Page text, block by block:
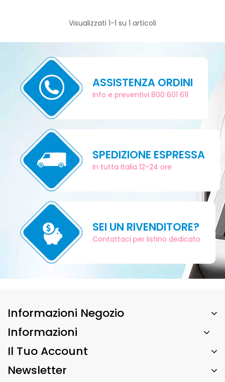
Visualizzati 1-1 su 1 articoli
ASSISTENZA ORDINI
Info e preventivi 800 601 611
SPEDIZIONE ESPRESSA
In tutta Italia 12-24 ore
SEI UN RIVENDITORE?
Contattaci per listino dedicato
Informazioni Negozio
Informazioni
Il Tuo Account
Newsletter